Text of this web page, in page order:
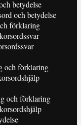
betydelse
och betydelse
förklaring
och förklaring
och förklaring